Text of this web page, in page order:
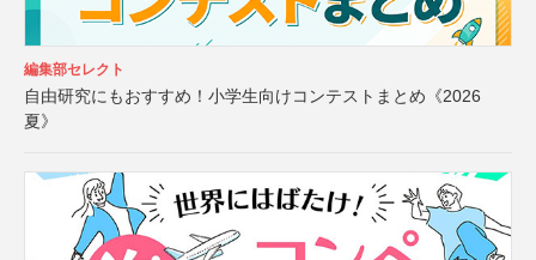
編集部セレクト
自由研究にもおすすめ！小学生向けコンテストまとめ《2026
夏》